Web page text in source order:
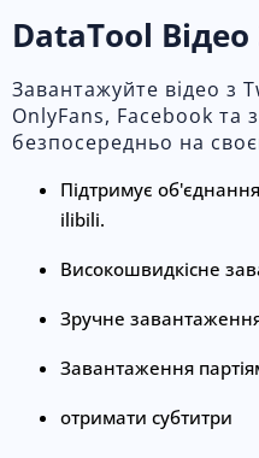
DataTool Відео
Завантажуйте відео з
OnlyFans, Facebook та
безпосередньо на
Підтримує
ilibili.
Високошвидкісне
Зручне
Завантаження
отримати субтитри